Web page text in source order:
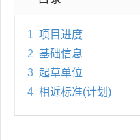
1 项目进度
2 基础信息
3 起草单位
4 相近标准(计划)